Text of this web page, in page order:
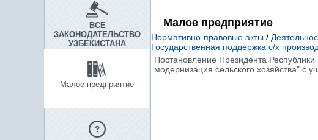
ВСЕ
ЗАКОНОДАТЕЛЬСТВО
УЗБЕКИСТАНА
Малое предприятие
Малое предприятие
Нормативно-правовые акты /
Государственная поддержка с/х
Постановление Президента
модернизация сельского хозяйства" с